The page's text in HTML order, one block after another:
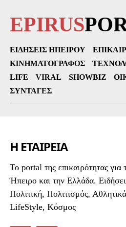
EPIRUS
ΕΙΔΉΣΕΙΣ ΗΠΕΊΡΟΥ
ΚΙΝΗΜΑΤΟΓΡΆΦΟΣ
LIFE
VIRAL SHOWBIZ
ΣΥΝΤΑΓΈΣ
Η ΕΤΑΙΡΕΙΑ
To portal της επικαιρότητας για
Ήπειρο και την Ελλάδα.
Πολιτική, Πολιτισμός,
LifeStyle, Κόσμος